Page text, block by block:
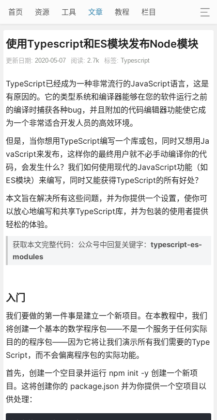
首页 资源 工具 文章 教程 栏目
使用Typescript和ES模块发布Node模块
更新日期: 2020-05-07 阅读: 2.7k 标签: Typescript
TypeScript已经成为一种非常流行的JavaScript语言，这是
有原因的。它的类型系统和编译器能够在您的软件运行之前
的编译时捕获各种bug，并且附加的代码编辑器功能使它成
为一个非常适合开发人员的高效环境。
但是，当你想用TypeScript编写一个库或包，同时又想用Ja
vaScript来发布，这样你的最终用户就不必手动编译你的代
码，会发生什么？我们如何使用现代的JavaScript功能（如
ES模块）来编写，同时又能获得TypeScript的所有好处？
本文旨在解决所有这些问题，并为你提供一个设置，使你可
以放心地编写和共享TypeScript库，并为包装的使用者提供
轻松的体验。
获取本文完整代码：公众号中回复关键字： typescript-es-
modules
入门
我们要做的第一件事是建立一个新项目。在本教程中，我们
将创建一个基本的数学程序包——不是一个服务于任何实际
目的的程序包——因为它将让我们演示所有我们需要的Type
Script，而不会偏离程序包的实际功能。
首先，创建一个空目录并运行 npm init -y 创建一个新项
目。这将创建你的 package.json 并为你提供一个空项目以
供处理：